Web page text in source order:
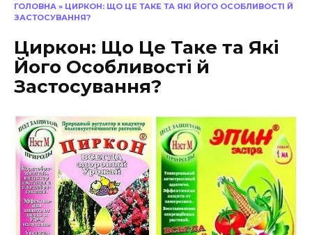
ГОЛОВНА » ЦИРКОН: ЩО ЦЕ ТАКЕ ТА ЯКІ ЙОГО ОСОБЛИВОСТІ Й
ЗАСТОСУВАННЯ?
Циркон: Що Це Таке та Які
Його Особливості й
Застосування?